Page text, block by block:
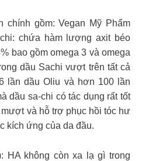
chính gồm: Vegan Mỹ Phẩm
chứa hàm lượng axit béo
bao gồm omega 3 và omega
dầu Sachi vượt trên tất cả
lần dầu Oliu và hơn 100 lần
dầu sa-chi có tác dụng rất tốt
và hỗ trợ phục hồi tóc hư
kích ứng của da đầu.
HA không còn xa lạ gì trong